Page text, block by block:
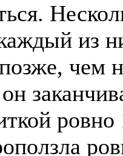
из
чем